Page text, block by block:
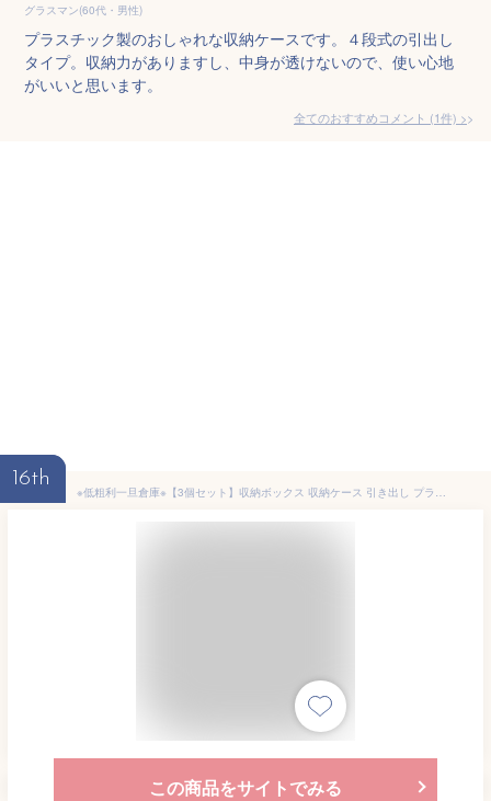
グラスマン(60代・男性)
プラスチック製のおしゃれな収納ケースです。４段式の引出し
タイプ。収納力がありますし、中身が透けないので、使い心地
がいいと思います。
全てのおすすめコメント (1件) >
16th
※低粗利一旦倉庫※【3個セット】収納ボックス 収納ケース 引き出し プラスチック アイリスオーヤマ タンス チェスト 衣装ケース クローゼット 50cm 奥行50cm 完成品 おしゃれ チェスト 深型 セット BC-LD クリア収納 クリアケース 一人暮らし 衣類収納 奥行50 省スペース
この商品をサイトでみる